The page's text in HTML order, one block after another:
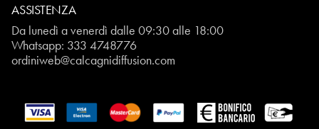
ASSISTENZA
Da lunedì a venerdì dalle 09:30 alle 18:00
Whatsapp: 333 4748776
ordiniweb@calcagnidiffusion.com